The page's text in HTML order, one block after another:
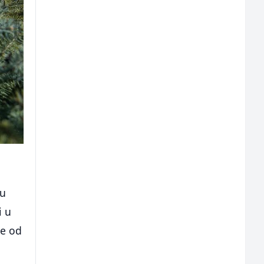
u
od